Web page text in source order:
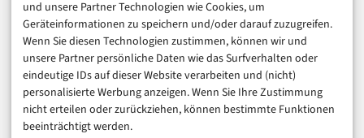
und unsere Partner Technologien wie Cookies, um
Geräteinformationen zu speichern und/oder darauf zuzugreifen.
Wenn Sie diesen Technologien zustimmen, können wir und
unsere Partner persönliche Daten wie das Surfverhalten oder
eindeutige IDs auf dieser Website verarbeiten und (nicht)
personalisierte Werbung anzeigen. Wenn Sie Ihre Zustimmung
nicht erteilen oder zurückziehen, können bestimmte Funktionen
beeinträchtigt werden.
GitLab Privatemode: Vertrauliche KI
ohne eigenen GPU-Cluster
8. August 2026